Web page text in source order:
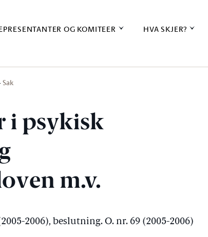
OG KOMITEER HVA SKJER?
Sak
i psykisk
m.v.
2006), beslutning. O. nr. 69 (2005-2006)